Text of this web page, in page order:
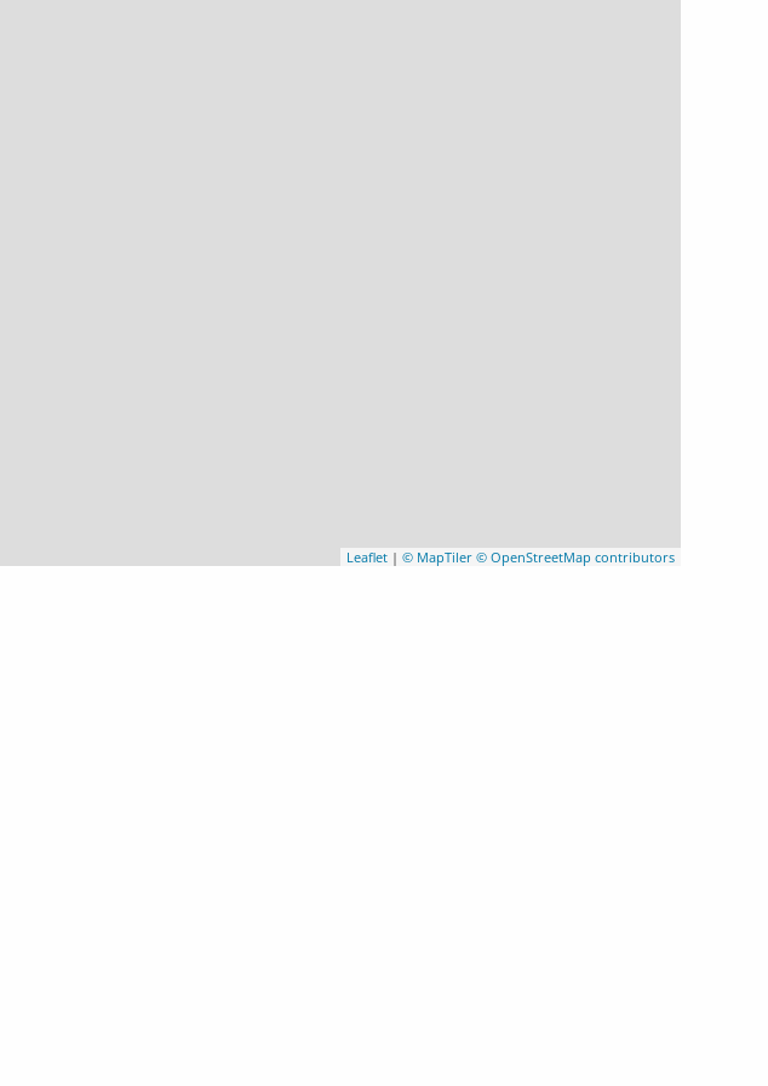
Leaflet | © MapTiler © OpenStreetMap contributors